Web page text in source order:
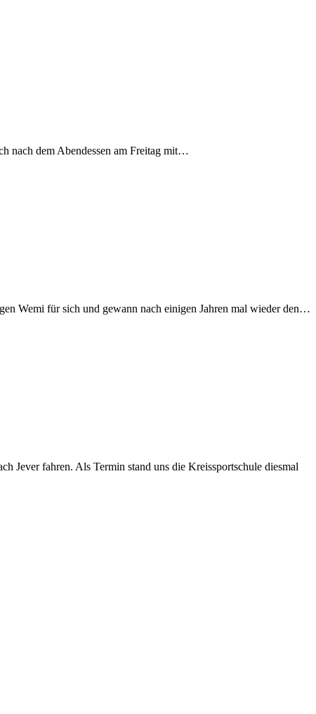
nach dem Abendessen am Freitag mit…
Wemi für sich und gewann nach einigen Jahren mal wieder den…
Jever fahren. Als Termin stand uns die Kreissportschule diesmal